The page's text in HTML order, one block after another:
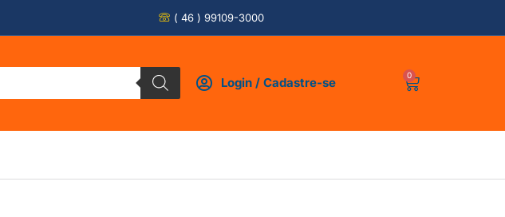
( 46 ) 99109-3000
Login / Cadastre-se
0